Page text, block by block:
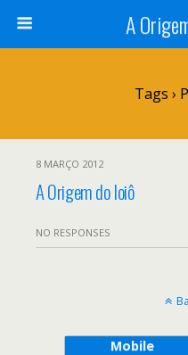
A
Tags ›
8 MARÇO 2012
A Origem do Ioiô
NO RESPONSES
Mobile